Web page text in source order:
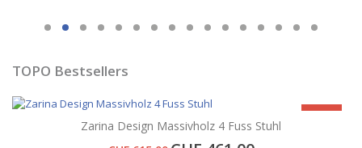
TOPO Bestsellers
-25%
Zarina Design Massivholz 4 Fuss Stuhl